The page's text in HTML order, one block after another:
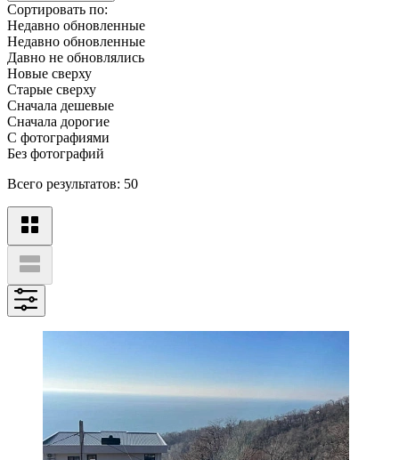
Сортировать по:
Недавно обновленные
Недавно обновленные
Давно не обновлялись
Новые сверху
Старые сверху
Сначала дешевые
Сначала дорогие
С фотографиями
Без фотографий
Всего результатов: 50